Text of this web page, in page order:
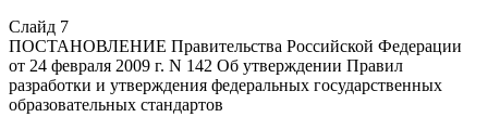
Слайд 7
ПОСТАНОВЛЕНИЕ Правительства Российской Федерации
от 24 февраля 2009 г. N 142 Об утверждении Правил
разработки и утверждения федеральных государственных
образовательных стандартов